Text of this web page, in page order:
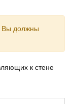
Вы должны
к стене